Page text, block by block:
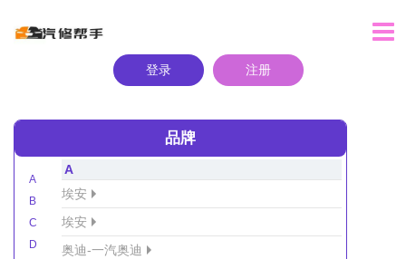
登录 注册
品牌
A
B
C
D
A
埃安
埃安
奥迪-一汽奥迪